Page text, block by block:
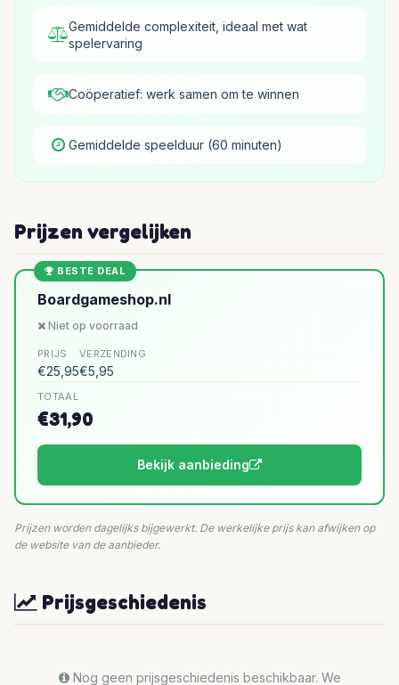
Gemiddelde complexiteit, ideaal met wat
spelervaring
Coöperatief: werk samen om te winnen
Gemiddelde speelduur (60 minuten)
Prijzen vergelijken
BESTE DEAL
Boardgameshop.nl
Niet op voorraad
PRIJS
€25,95
VERZENDING
€5,95
TOTAAL
€31,90
Bekijk aanbieding
Prijzen worden dagelijks bijgewerkt. De werkelijke prijs kan afwijken op
de website van de aanbieder.
Prijsgeschiedenis
Nog geen prijsgeschiedenis beschikbaar. We